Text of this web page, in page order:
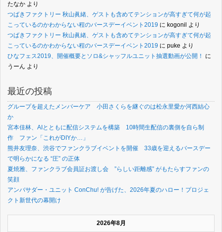
たなか より
つばきファクトリー 秋山眞緒、ゲストも含めてテンションが高すぎて何が起
こっているのかわからない程のバースデーイベント2019 に kogonil より
つばきファクトリー 秋山眞緒、ゲストも含めてテンションが高すぎて何が起
こっているのかわからない程のバースデーイベント2019 に puke より
ひなフェス2019、開催概要とソロ&シャッフルユニット抽選動画が公開！
に
うーん より
最近の投稿
グループを超えたメンバーケア 小田さくらを継ぐのは松永里愛か河西結心
か
宮本佳林、AIとともに配信システムを構築 10時間生配信の裏側を自ら制
作 ファン「これがDIYか…」
熊井友理奈、渋谷でファンクラブイベントを開催 33歳を迎えるバースデー
で明らかになる “圧” の正体
夏焼雅、ファンクラブ会員証お渡し会 ”らしい距離感” がもたらすファンの
笑顔
アンバサダー・ユニット ConChu! が告げた、2026年夏のハロー！プロジェ
クト新世代の幕開け
2026年8月